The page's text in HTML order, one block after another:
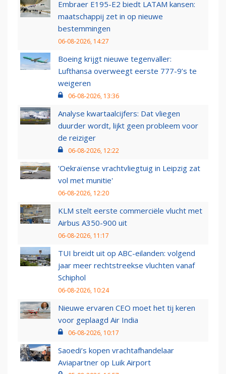
Embraer E195-E2 biedt LATAM kansen:
maatschappij zet in op nieuwe
bestemmingen
06-08-2026, 14:27
Boeing krijgt nieuwe tegenvaller:
Lufthansa overweegt eerste 777-9’s te
weigeren
06-08-2026, 13:36
Analyse kwartaalcijfers: Dat vliegen
duurder wordt, lijkt geen probleem voor
de reiziger
06-08-2026, 12:22
'Oekraïense vrachtvliegtuig in Leipzig zat
vol met munitie'
06-08-2026, 12:20
KLM stelt eerste commerciële vlucht met
Airbus A350-900 uit
06-08-2026, 11:17
TUI breidt uit op ABC-eilanden: volgend
jaar meer rechtstreekse vluchten vanaf
Schiphol
06-08-2026, 10:24
Nieuwe ervaren CEO moet het tij keren
voor geplaagd Air India
06-08-2026, 10:17
Saoedi’s kopen vrachtafhandelaar
Aviapartner op Luik Airport